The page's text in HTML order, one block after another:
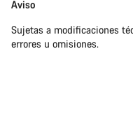
Aviso
Sujetas a modificaciones
errores u omisiones.